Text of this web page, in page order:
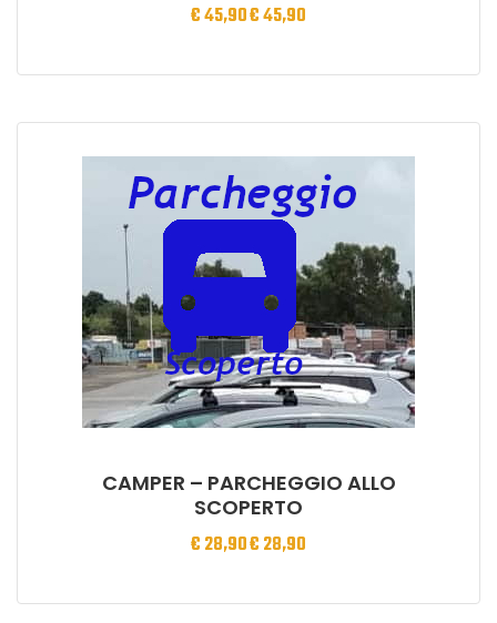
€45,90€45,90
CAMPER – PARCHEGGIO ALLO
SCOPERTO
€28,90€28,90